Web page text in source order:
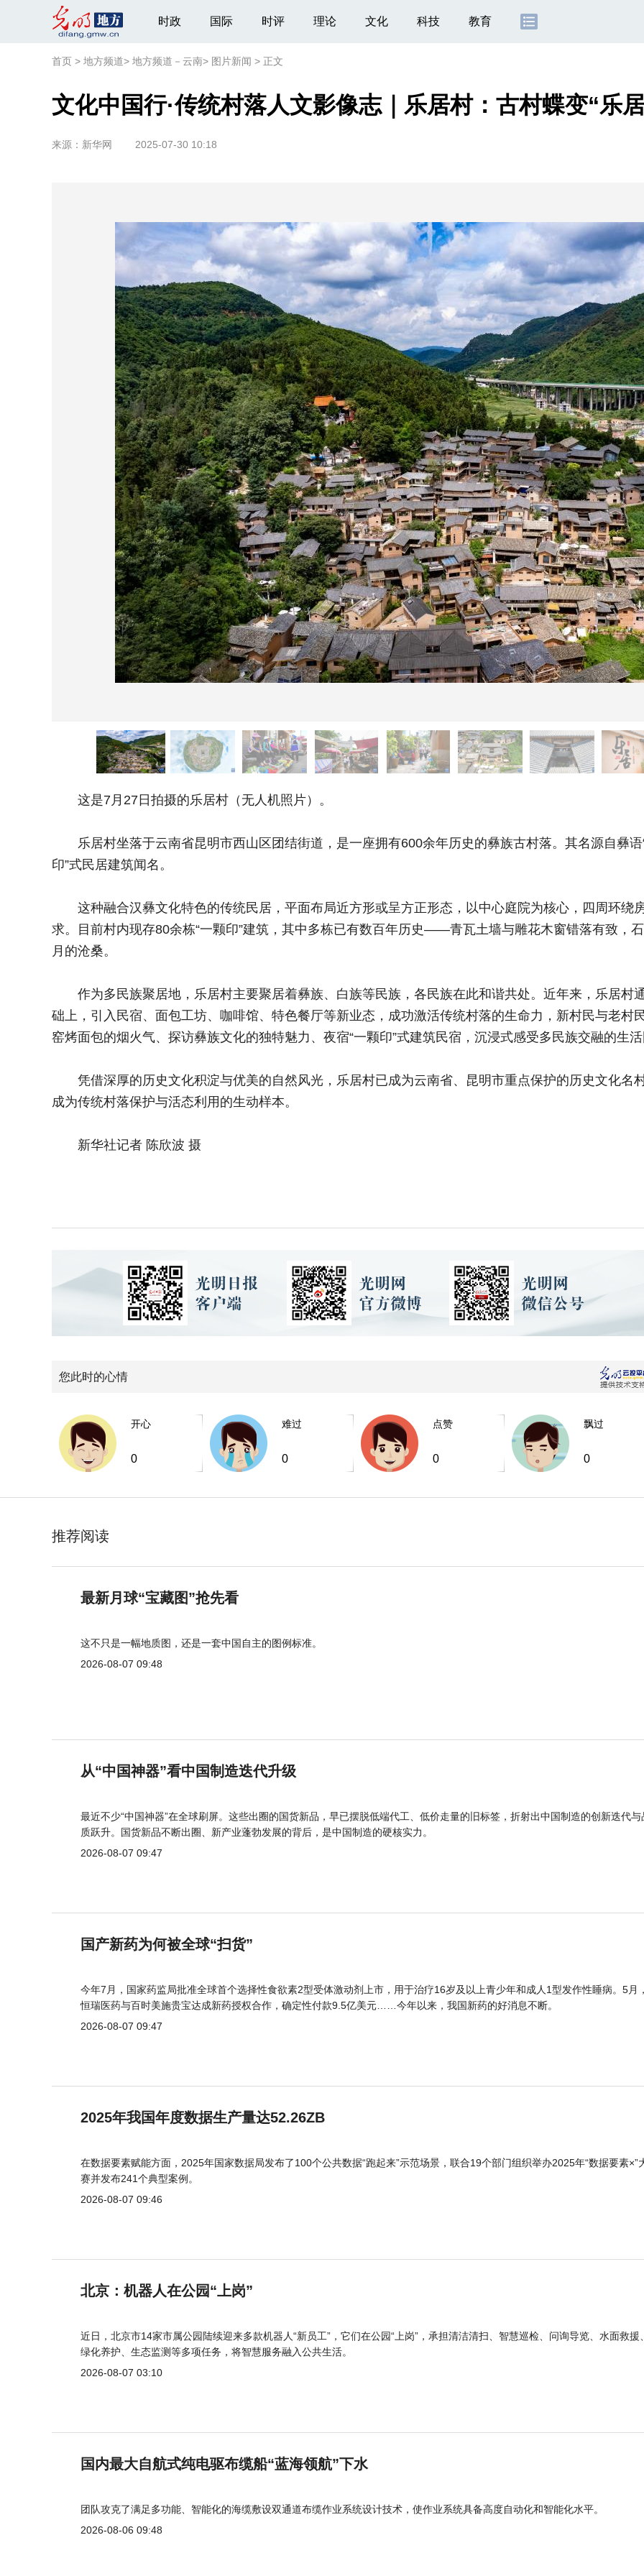
时政 国际 时评 理论 文化 科技 教育
首页 > 地方频道> 地方频道－云南> 图片新闻 > 正文
文化中国行·传统村落人文影像志｜乐居村：古村蝶变“乐
来源： 新华网 2025-07-30 10:18
这是7月27日拍摄的乐居村（无人机照片）。
乐居村坐落于云南省昆明市西山区团结街道，是一座拥有600余年历史的彝族古村落。其名源自彝语“
印”式民居建筑闻名。
这种融合汉彝文化特色的传统民居，平面布局近方形或呈方正形态，以中心庭院为核心，四周环绕
求。目前村内现存80余栋“一颗印”建筑，其中多栋已有数百年历史——青瓦土墙与雕花木窗错落有致，
月的沧桑。
作为多民族聚居地，乐居村主要聚居着彝族、白族等民族，各民族在此和谐共处。近年来，乐居村
础上，引入民宿、面包工坊、咖啡馆、特色餐厅等新业态，成功激活传统村落的生命力，新村民与老村
窑烤面包的烟火气、探访彝族文化的独特魅力、夜宿“一颗印”式建筑民宿，沉浸式感受多民族交融的生
凭借深厚的历史文化积淀与优美的自然风光，乐居村已成为云南省、昆明市重点保护的历史文化名
成为传统村落保护与活态利用的生动样本。
新华社记者 陈欣波 摄
您此时的心情
开心
0
难过
0
点赞
0
飘过
0
推荐阅读
最新月球“宝藏图”抢先看
这不只是一幅地质图，还是一套中国自主的图例标准。
2026-08-07 09:48
从“中国神器”看中国制造迭代升级
最近不少“中国神器”在全球刷屏。这些出圈的国货新品，早已摆脱低端代工、低价走量的旧标签，折射出中国制造的创新迭代与
质跃升。国货新品不断出圈、新产业蓬勃发展的背后，是中国制造的硬核实力。
2026-08-07 09:47
国产新药为何被全球“扫货”
今年7月，国家药监局批准全球首个选择性食欲素2型受体激动剂上市，用于治疗16岁及以上青少年和成人1型发作性睡病。5月
恒瑞医药与百时美施贵宝达成新药授权合作，确定性付款9.5亿美元……今年以来，我国新药的好消息不断。
2026-08-07 09:47
2025年我国年度数据生产量达52.26ZB
在数据要素赋能方面，2025年国家数据局发布了100个公共数据“跑起来”示范场景，联合19个部门组织举办2025年“数据要素×”
赛并发布241个典型案例。
2026-08-07 09:46
北京：机器人在公园“上岗”
近日，北京市14家市属公园陆续迎来多款机器人“新员工”，它们在公园“上岗”，承担清洁清扫、智慧巡检、问询导览、水面救援
绿化养护、生态监测等多项任务，将智慧服务融入公共生活。
2026-08-07 03:10
国内最大自航式纯电驱布缆船“蓝海领航”下水
团队攻克了满足多功能、智能化的海缆敷设双通道布缆作业系统设计技术，使作业系统具备高度自动化和智能化水平。
2026-08-06 09:48